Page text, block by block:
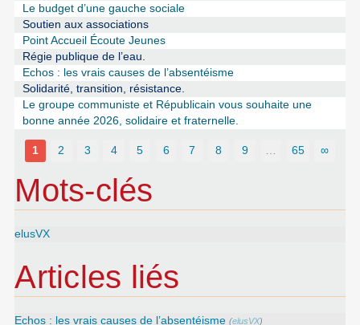
Le budget d’une gauche sociale
Soutien aux associations
Point Accueil Écoute Jeunes
Régie publique de l’eau.
Echos : les vrais causes de l’absentéisme
Solidarité, transition, résistance.
Le groupe communiste et Républicain vous souhaite une
bonne année 2026, solidaire et fraternelle.
1 2 3 4 5 6 7 8 9 65 ∞
Mots-clés
elusVX
Articles liés
Echos : les vrais causes de l’absentéisme (elusVX)